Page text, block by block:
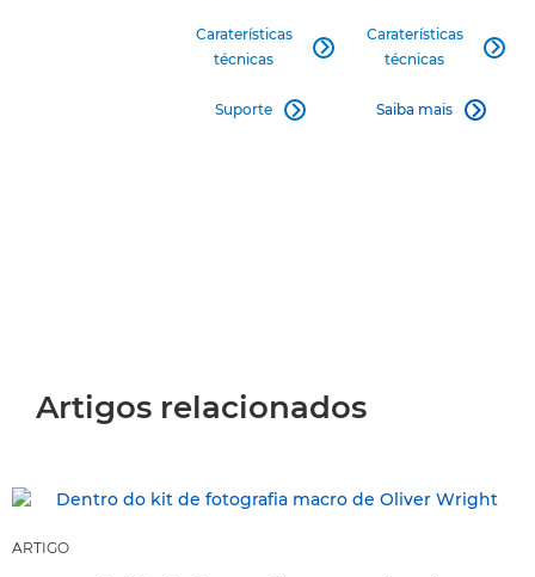
Caraterísticas
técnicas

Suporte 
Caraterísticas
técnicas

Saiba mais 
Artigos relacionados
ARTIGO